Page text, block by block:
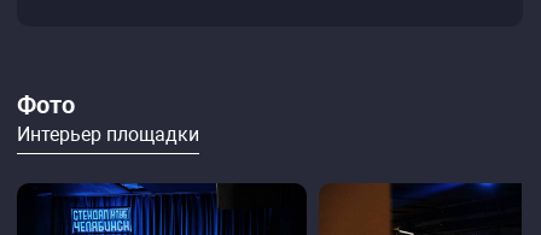
Фото
Интерьер площадки